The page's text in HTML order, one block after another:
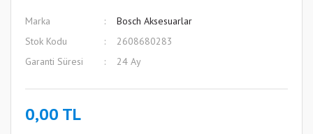
Marka
Bosch Aksesuarlar
Stok Kodu
2608680283
Garanti Süresi
24 Ay
0,00 TL